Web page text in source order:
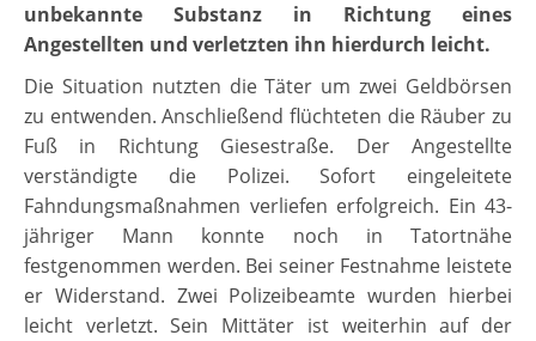
unbekannte Substanz in Richtung eines
Angestellten und verletzten ihn hierdurch leicht.
Die Situation nutzten die Täter um zwei Geldbörsen
zu entwenden. Anschließend flüchteten die Räuber zu
Fuß in Richtung Giesestraße. Der Angestellte
verständigte die Polizei. Sofort eingeleitete
Fahndungsmaßnahmen verliefen erfolgreich. Ein 43-
jähriger Mann konnte noch in Tatortnähe
festgenommen werden. Bei seiner Festnahme leistete
er Widerstand. Zwei Polizeibeamte wurden hierbei
leicht verletzt. Sein Mittäter ist weiterhin auf der